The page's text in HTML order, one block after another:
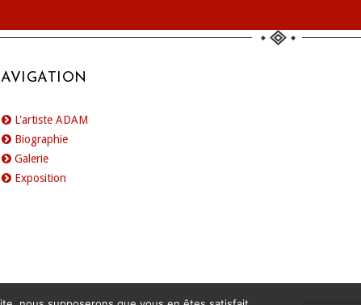
L'artiste ADAM
Biographie
Galerie
Exposition